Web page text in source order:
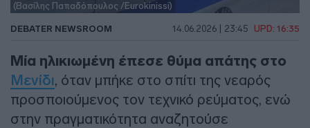
(Βασίλης Παπαδόπουλος /Eurokinissi)
DEBATER NEWSROOM 14.06.2026 | 23:45 UPD: 16:35
Μία ηλικιωμένη έπεσε θύμα απάτης στο
Μενίδι, όταν μπήκε στο σπίτι της νεαρός
προσποιούμενος τον τεχνικό ρεύματος, ενώ
στην πραγματικότητα αναζητούσε